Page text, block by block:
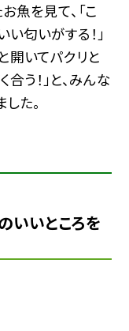
魚を見て、「こ
い匂いがする！」
開いてパクリと
合う！」と、みんな
た。
いいところを